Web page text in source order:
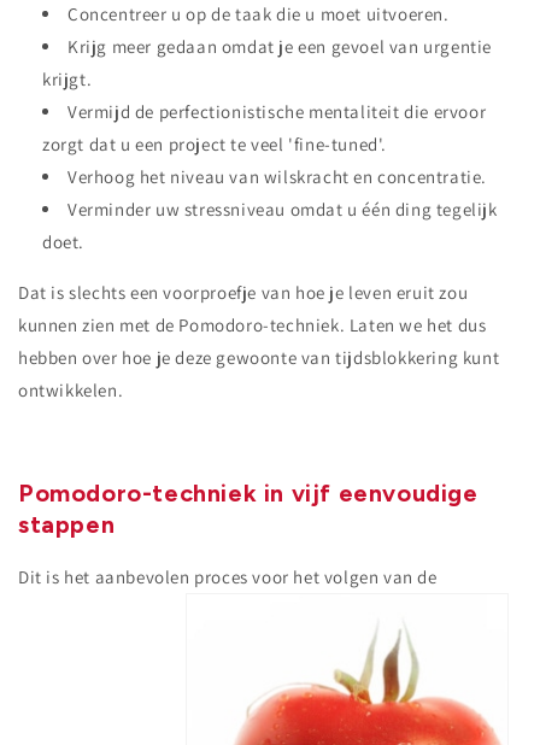
Concentreer u op de taak die u moet uitvoeren.
Krijg meer gedaan omdat je een gevoel van urgentie
krijgt.
Vermijd de perfectionistische mentaliteit die ervoor
zorgt dat u een project te veel 'fine-tuned'.
Verhoog het niveau van wilskracht en concentratie.
Verminder uw stressniveau omdat u één ding tegelijk
doet.
Dat is slechts een voorproefje van hoe je leven eruit zou
kunnen zien met de Pomodoro-techniek. Laten we het dus
hebben over hoe je deze gewoonte van tijdsblokkering kunt
ontwikkelen.
Pomodoro-techniek in vijf eenvoudige
stappen
Dit is het aanbevolen proces voor het volgen van de